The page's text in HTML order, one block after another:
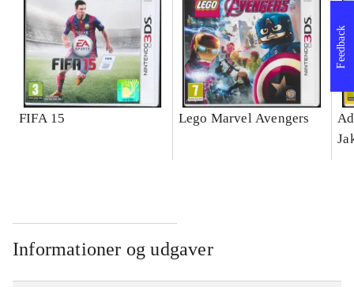
FIFA 15 Lego Marvel Avengers
Informationer og udgaver
Feedback